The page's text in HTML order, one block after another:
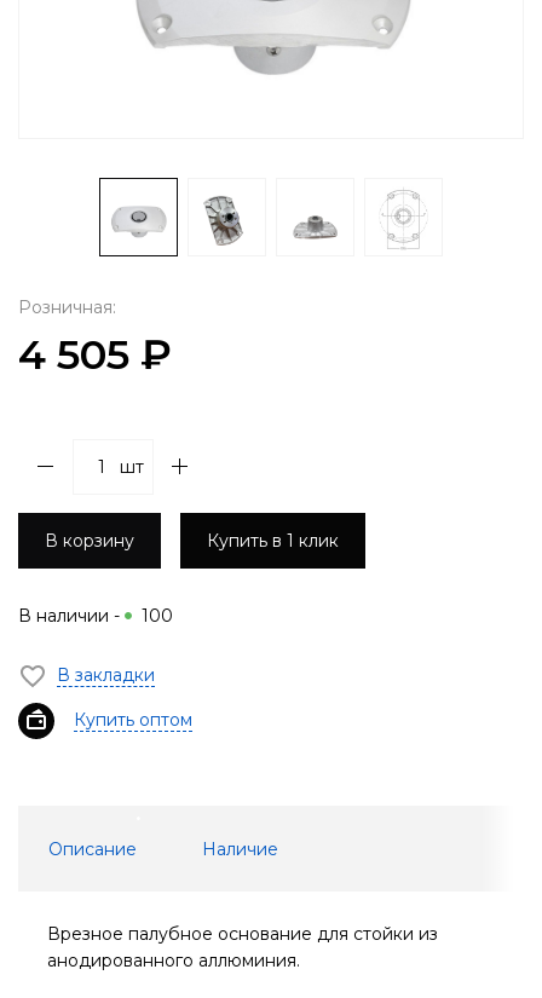
Розничная:
4 505 ₽
шт
В корзину Купить в 1 клик
В наличии - 100
В закладки
Купить оптом
Описание Наличие
Врезное палубное основание для стойки из
анодированного аллюминия.